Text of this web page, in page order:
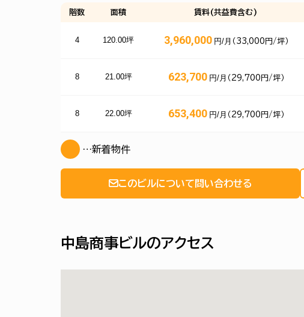
階数 面積 賃料(共益費含む)
4 120.00坪 3,960,000 円/月 （33,000円/坪）
8 21.00坪 623,700 円/月 （29,700円/坪）
8 22.00坪 653,400 円/月 （29,700円/坪）
…新着物件
このビルについて問い合わせる
中島商事ビルのアクセス